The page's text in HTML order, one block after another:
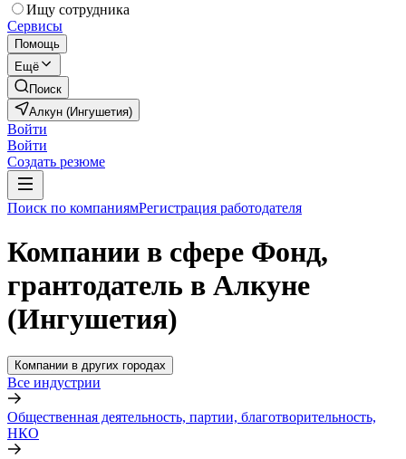
Ищу сотрудника
Сервисы
Помощь
Ещё
Поиск
Алкун (Ингушетия)
Войти
Войти
Создать резюме
Поиск по компаниямРегистрация работодателя
Компании в сфере Фонд,
грантодатель в Алкуне
(Ингушетия)
Компании в других городах
Все индустрии
Общественная деятельность, партии, благотворительность,
НКО